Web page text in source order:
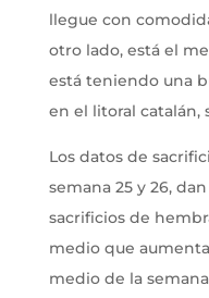
llegue con
otro lado, está el
está teniendo una
en el litoral catalán,
Los datos de
semana 25 y 26,
sacrificios de
medio que
medio de la